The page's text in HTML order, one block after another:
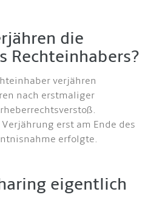
die
Rechteinhabers?
verjähren
nach erstmaliger
erst am Ende des
erfolgte.
eigentlich